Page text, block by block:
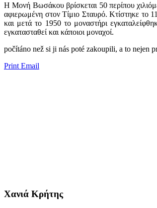
Η Μονή Βωσάκου βρίσκεται 50 περίπου
αφιερωμένη στον Τίμιο Σταυρό. Κτίστηκε το
και μετά το 1950 το μοναστήρι
εγκατασταθεί και κάποιοι μοναχοί.
​​počítáno než si ji nás poté zakoupili, a to nejen
Print Email
Χανιά Κρήτης